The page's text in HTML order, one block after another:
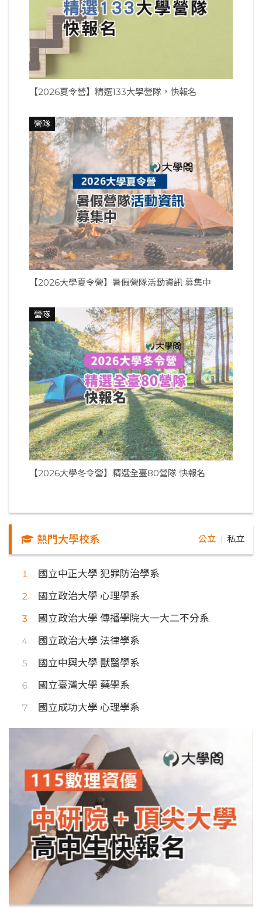
【2026夏令營】精選133大學營隊，快報名
營隊
【2026大學夏令營】暑假營隊活動資訊 募集中
營隊
【2026大學冬令營】精選全臺80營隊 快報名
熱門大學校系 公立 私立
國立中正大學 犯罪防治學系
國立政治大學 心理學系
國立政治大學 傳播學院大一大二不分系
國立政治大學 法律學系
國立中興大學 獸醫學系
國立臺灣大學 藥學系
國立成功大學 心理學系